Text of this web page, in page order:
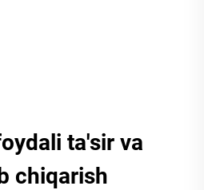
ta'sir va
chiqarish